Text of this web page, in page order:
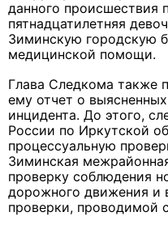
данного происшествия
пятнадцатилетняя
Зиминскую городскую
медицинской помощи.
Глава Следкома также
ему отчет о
инцидента. До этого,
России по Иркутской
процессуальную
Зиминская
проверку соблюдения
дорожного движения и
проверки, проводимой